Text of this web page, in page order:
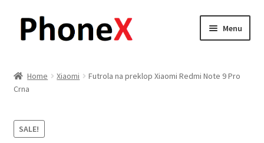
Skip
Skip
Menu
About
Blog
Home Xiaomi
Futrola na preklop Xiaomi Redmi Note 9 Pro
Crna
SALE!